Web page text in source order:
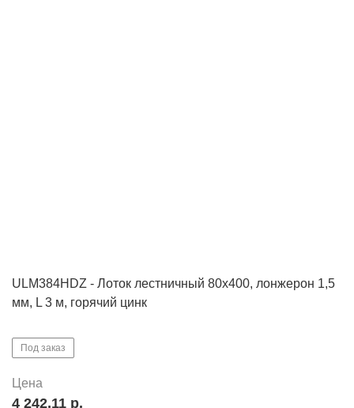
ULM384HDZ - Лоток лестничный 80х400, лонжерон 1,5
мм, L 3 м, горячий цинк
Под заказ
Цена
4 242,11 р.